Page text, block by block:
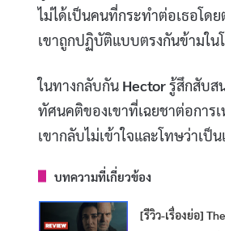
ไม่ได้เป็นคนที่กระทำต่อเธอโด
เขาถูกปฏิบัติแบบตรงกันข้ามใน
ในทางกลับกัน Hectorรู้สึกสับส
ทัศนคติของเขาที่เฉยชาต่อการ
เขากลับไม่เข้าใจและโทษว่าเ
บทความที่เกี่ยวข้อง
[รีวิว-เรื่องย่อ]